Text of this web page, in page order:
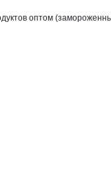
оптом